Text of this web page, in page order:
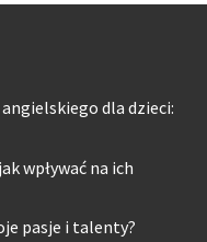
dla dzieci:
wpływać na ich
pasje i talenty?